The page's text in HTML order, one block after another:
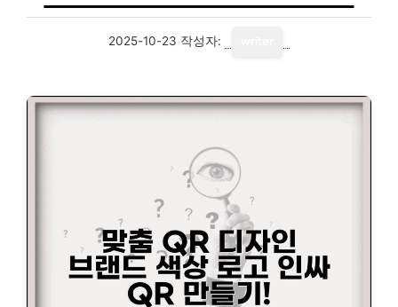
2025-10-23 작성자: